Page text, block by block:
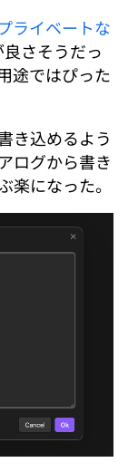
ライベートな
良さそうだっ
途ではぴった
き込めるよう
ログから書き
楽になった。